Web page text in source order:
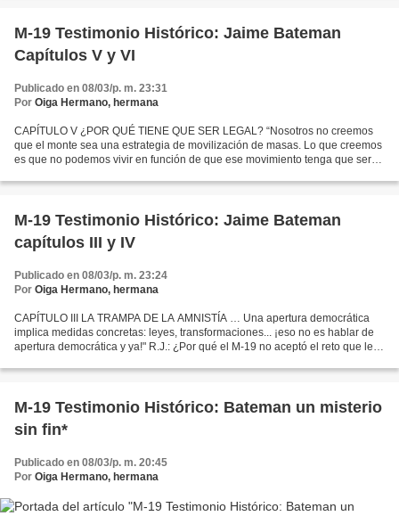
M-19 Testimonio Histórico: Jaime Bateman
Capítulos V y VI
Publicado en 08/03/p. m. 23:31
Por Oiga Hermano, hermana
CAPÍTULO V ¿POR QUÉ TIENE QUE SER LEGAL? “Nosotros no creemos
que el monte sea una estrategia de movilización de masas. Lo que creemos
es que no podemos vivir en función de que ese movimiento tenga que ser
M-19 Testimonio Histórico: Jaime Bateman
capítulos III y IV
Publicado en 08/03/p. m. 23:24
Por Oiga Hermano, hermana
CAPÍTULO III LA TRAMPA DE LA AMNISTÍA … Una apertura democrática
implica medidas concretas: leyes, transformaciones... ¡eso no es hablar de
apertura democrática y ya!" R.J.: ¿Por qué el M-19 no aceptó el reto que le
M-19 Testimonio Histórico: Bateman un misterio
sin fin*
Publicado en 08/03/p. m. 20:45
Por Oiga Hermano, hermana